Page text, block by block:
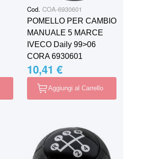
Cod. COA-6930601
POMELLO PER CAMBIO
MANUALE 5 MARCE
IVECO Daily 99>06
CORA 6930601
10,41 €
Aggiungi al Carrello